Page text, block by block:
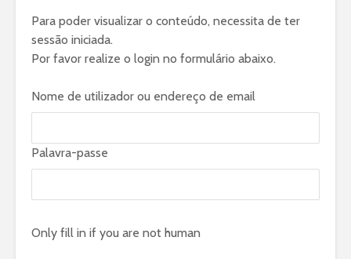
Para poder visualizar o conteúdo, necessita de ter
sessão iniciada.
Por favor realize o login no formulário abaixo.
Nome de utilizador ou endereço de email
Palavra-passe
Only fill in if you are not human